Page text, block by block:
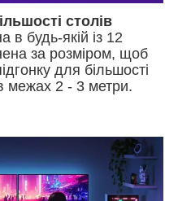
столів
в будь-якій із 12
за розміром, щоб
для більшості
межах 2 - 3 метри.